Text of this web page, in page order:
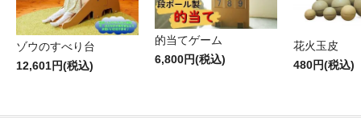
ゾウのすべり台
12,601円(税込)
的当てゲーム
6,800円(税込)
花火玉皮
480円(税込)